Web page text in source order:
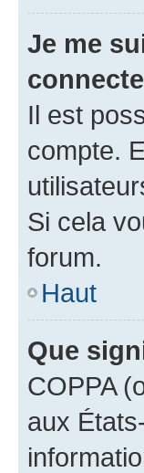
Je me
Il est
compte.
Si cela
forum.
Haut
Que
COPPA
aux